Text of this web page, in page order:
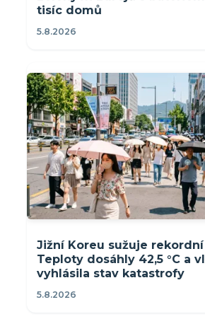
tisíc domů
5.8.2026
Jižní Koreu sužuje
Teploty dosáhly 42,5 °C a
vyhlásila stav katastrofy
5.8.2026